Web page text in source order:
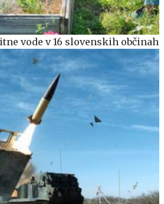
vode v 16 slovenskih občinah